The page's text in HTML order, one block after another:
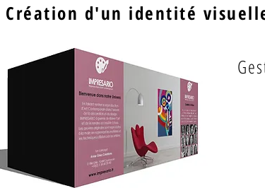
Création d'un identité